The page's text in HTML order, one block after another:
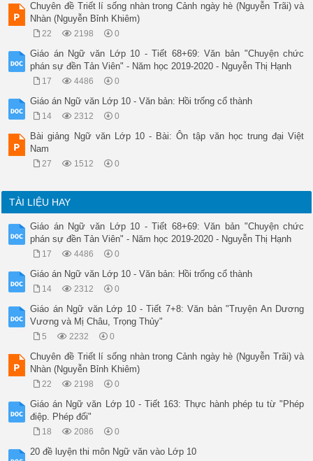
Chuyên đề Triết lí sống nhàn trong Cảnh ngày hè (Nguyễn Trãi) và
Nhàn (Nguyễn Bỉnh Khiêm)
22 2198 0
Giáo án Ngữ văn Lớp 10 - Tiết 68+69: Văn bản "Chuyện chức
phán sự đền Tản Viên" - Năm học 2019-2020 - Nguyễn Thị Hạnh
17 4486 0
Giáo án Ngữ văn Lớp 10 - Văn bản: Hồi trống cổ thành
14 2312 0
Bài giảng Ngữ văn Lớp 10 - Bài: Ôn tập văn học trung đại Việt
Nam
27 1512 0
TÀI LIỆU HAY
Giáo án Ngữ văn Lớp 10 - Tiết 68+69: Văn bản "Chuyện chức
phán sự đền Tản Viên" - Năm học 2019-2020 - Nguyễn Thị Hạnh
17 4486 0
Giáo án Ngữ văn Lớp 10 - Văn bản: Hồi trống cổ thành
14 2312 0
Giáo án Ngữ văn Lớp 10 - Tiết 7+8: Văn bản "Truyện An Dương
Vương và Mị Châu, Trọng Thủy"
5 2232 0
Chuyên đề Triết lí sống nhàn trong Cảnh ngày hè (Nguyễn Trãi) và
Nhàn (Nguyễn Bỉnh Khiêm)
22 2198 0
Giáo án Ngữ văn Lớp 10 - Tiết 163: Thực hành phép tu từ "Phép
điệp. Phép đối"
18 2086 0
20 đề luyện thi môn Ngữ văn vào Lớp 10